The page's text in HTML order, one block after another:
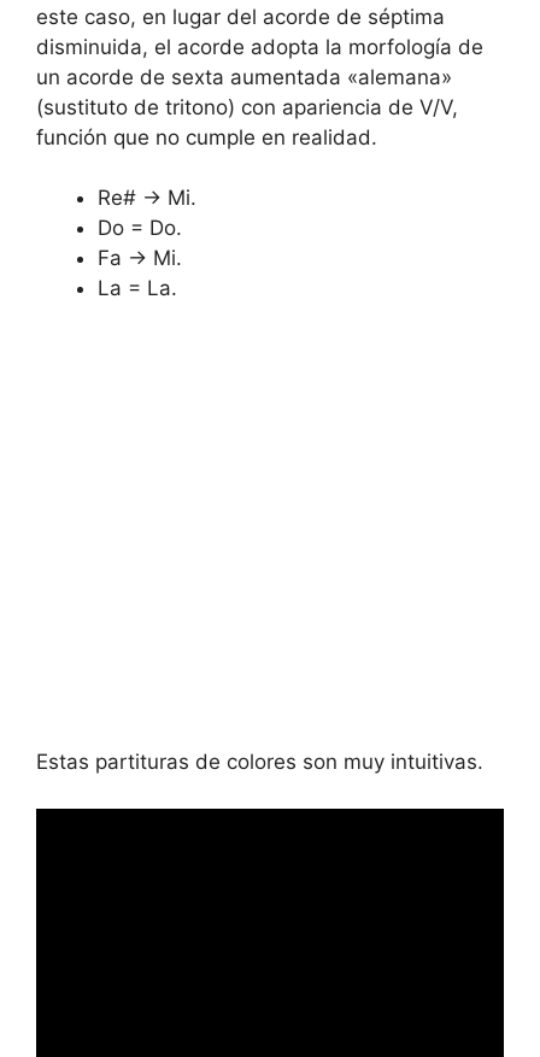
este caso, en lugar del acorde de séptima
disminuida, el acorde adopta la morfología de
un acorde de sexta aumentada «alemana»
(sustituto de tritono) con apariencia de V/V,
función que no cumple en realidad.
Re# → Mi.
Do = Do.
Fa → Mi.
La = La.
Estas partituras de colores son muy intuitivas.